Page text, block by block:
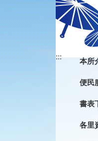
跳到主要內容區塊
:::
本所
便民
書表
各里